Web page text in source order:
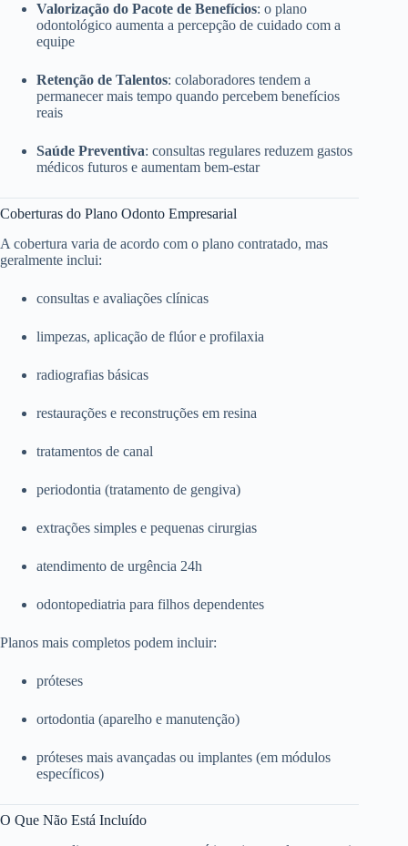
Valorização do Pacote de Benefícios: o plano
odontológico aumenta a percepção de cuidado com a
equipe
Retenção de Talentos: colaboradores tendem a
permanecer mais tempo quando percebem benefícios
reais
Saúde Preventiva: consultas regulares reduzem gastos
médicos futuros e aumentam bem-estar
Coberturas do Plano Odonto Empresarial
A cobertura varia de acordo com o plano contratado, mas
geralmente inclui:
consultas e avaliações clínicas
limpezas, aplicação de flúor e profilaxia
radiografias básicas
restaurações e reconstruções em resina
tratamentos de canal
periodontia (tratamento de gengiva)
extrações simples e pequenas cirurgias
atendimento de urgência 24h
odontopediatria para filhos dependentes
Planos mais completos podem incluir:
próteses
ortodontia (aparelho e manutenção)
próteses mais avançadas ou implantes (em módulos
específicos)
O Que Não Está Incluído